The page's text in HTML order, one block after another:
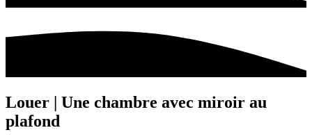
Louer | Une chambre avec miroir au
plafond